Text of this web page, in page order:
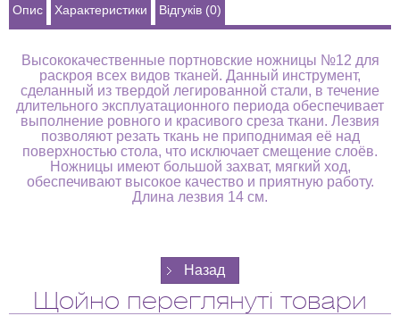
Опис Характеристики Відгуків (0)
Высококачественные портновские ножницы №12 для
раскроя всех видов тканей. Данный инструмент,
сделанный из твердой легированной стали, в течение
длительного эксплуатационного периода обеспечивает
выполнение ровного и красивого среза ткани. Лезвия
позволяют резать ткань не приподнимая её над
поверхностью стола, что исключает смещение слоёв.
Ножницы имеют большой захват, мягкий ход,
обеспечивают высокое качество и приятную работу.
Длина лезвия 14 см.
Щойно переглянуті товари